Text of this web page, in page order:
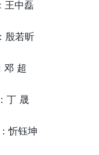
中磊
若昕
超
晟
钰坤